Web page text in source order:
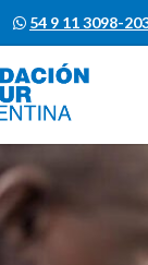
54 9 11 3098-